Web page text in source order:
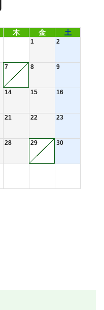
木 金 土
1 2
7 8 9
14 15 16
21 22 23
28 29 30